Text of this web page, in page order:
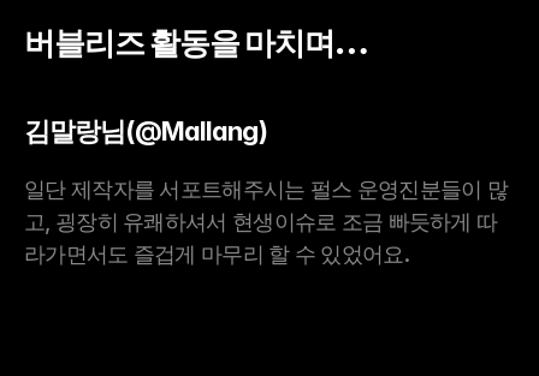
버블리즈 활동을 마치며…
김말랑님(@Mallang)
일단 제작자를 서포트해주시는 펄스 운영진분들이 많
고, 굉장히 유쾌하셔서 현생이슈로 조금 빠듯하게 따
라가면서도 즐겁게 마무리 할 수 있었어요.